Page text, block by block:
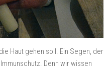
Haut gehen soll. Ein Segen, der
Denn wir wissen